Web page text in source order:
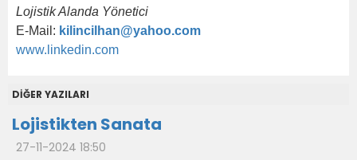
Lojistik Alanda Yönetici
E-Mail: kilincilhan@yahoo.com
www.linkedin.com
DİĞER YAZILARI
Lojistikten Sanata
27-11-2024 18:50